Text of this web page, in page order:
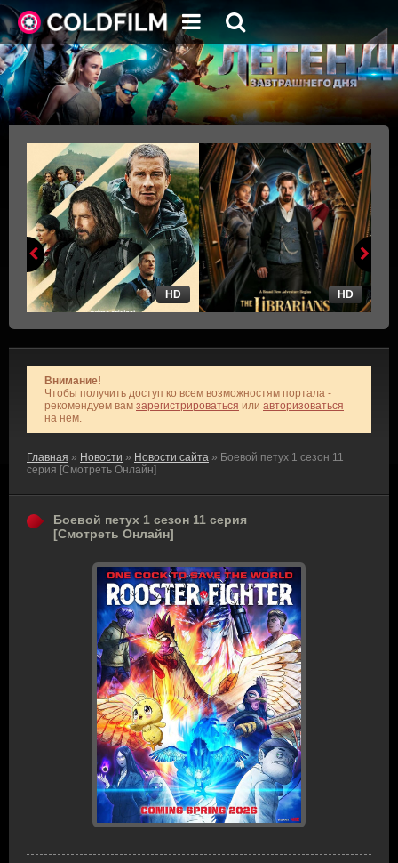
HD HD
Внимание!
Чтобы получить доступ ко всем возможностям портала -
рекомендуем вам зарегистрироваться или авторизоваться
на нем.
Главная » Новости » Новости сайта » Боевой петух 1 сезон 11
серия [Смотреть Онлайн]
Боевой петух 1 сезон 11 серия
[Смотреть Онлайн]